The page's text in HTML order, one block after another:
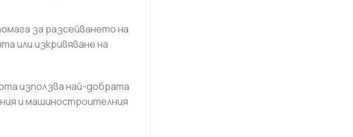
за разсейването на
или изкривяване на
използва най-добрата
и машиностроителния